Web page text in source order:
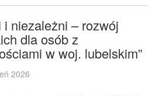
i niezależni – rozwój
dla osób z
w woj. lubelskim”
2026